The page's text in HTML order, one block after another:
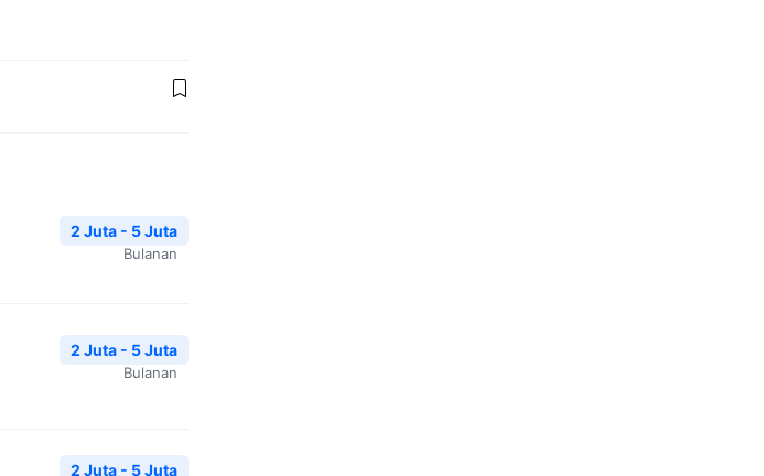
2 Juta - 5 Juta
Bulanan
2 Juta - 5 Juta
Bulanan
2 Juta - 5 Juta